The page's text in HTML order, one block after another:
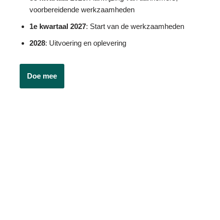
voorbereidende werkzaamheden
1e kwartaal 2027: Start van de werkzaamheden
2028: Uitvoering en oplevering
Doe mee